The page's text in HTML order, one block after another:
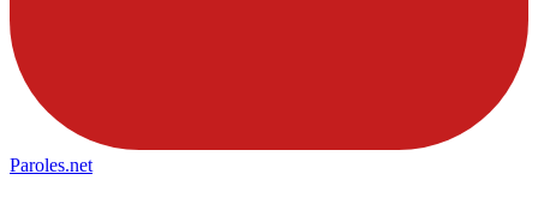
Paroles.net